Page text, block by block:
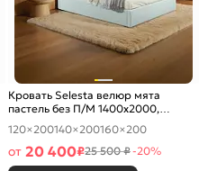
Кровать Selesta велюр мята
пастель без П/М 1400x2000,
ортопедическое основание,
изголовье мягкое
120×200140×200160×200
от 20 400₽25 500 ₽-20%